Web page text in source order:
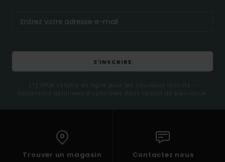
S'INSCRIRE
(*) Offre valable en ligne pour les nouveaux inscrits -
Conditions détaillées disponibles dans l'email de bienvenue
Trouver un magasin Contactez nous